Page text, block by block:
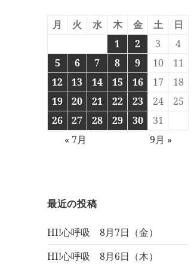
月 火 水 木 金 土
日
1
2 3
4
5
6 7 8 9 10
11
12
13 14 15 16 17
18
19
20 21 22 23 24
25
26
27 28 29 30
31
« 7月
9月 »
最近の投稿
HI!心呼吸 8月7日（金）
HI!心呼吸 8月6日（木）